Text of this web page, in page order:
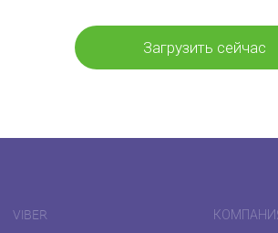
Загрузить сейчас
VIBER